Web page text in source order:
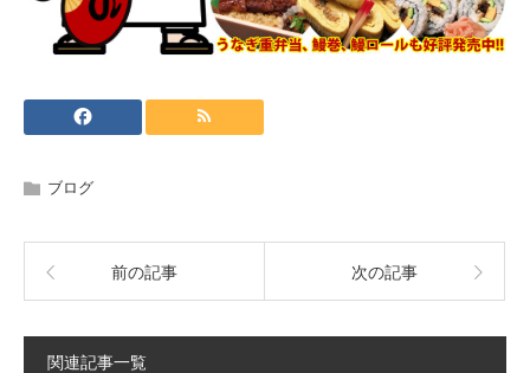
ブログ
前の記事 次の記事
関連記事一覧